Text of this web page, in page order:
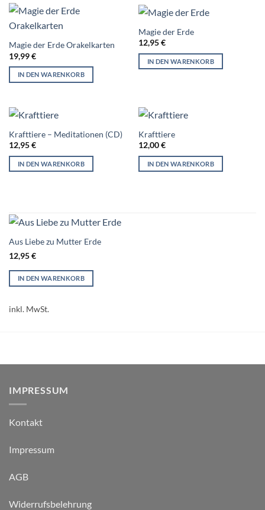
Magie der Erde Orakelkarten
19,99€
IN DEN WARENKORB
Magie der Erde
12,95€
IN DEN WARENKORB
Krafttiere – Meditationen (CD)
12,95€
IN DEN WARENKORB
Krafttiere
12,00€
IN DEN WARENKORB
Aus Liebe zu Mutter Erde
12,95€
IN DEN WARENKORB
inkl. MwSt.
IMPRESSUM
Kontakt
Impressum
AGB
Widerrufsbelehrung